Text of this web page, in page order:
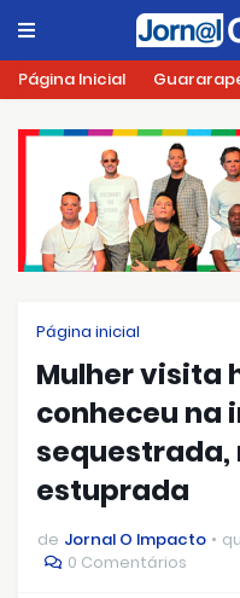
Página Inicial
Página inicial
Mulher visita
conheceu na
sequestrada,
estuprada
de Jornal O Impacto
0 Comentários